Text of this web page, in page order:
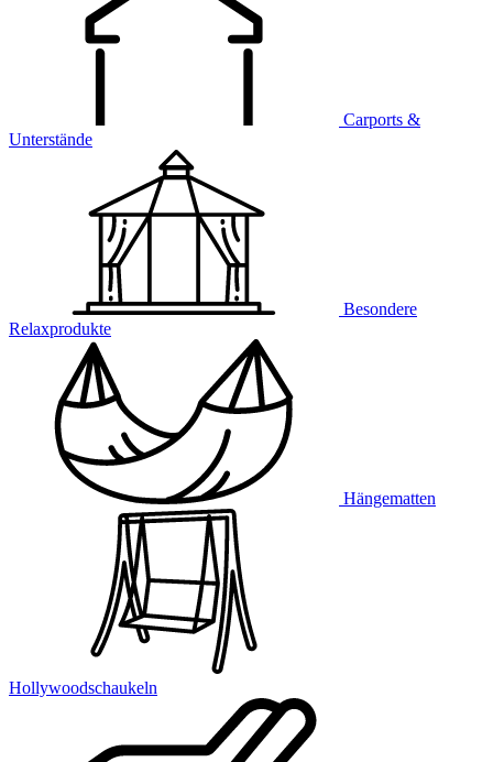
Carports &
Unterstände
Besondere
Relaxprodukte
Hängematten
Hollywoodschaukeln